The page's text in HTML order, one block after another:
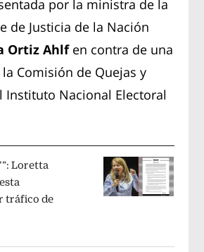
por la ministra de la
de Justicia de la Nación
Ortiz Ahlfen contra de una
Comisión de Quejas y
Instituto Nacional Electoral
Loretta
tráfico de